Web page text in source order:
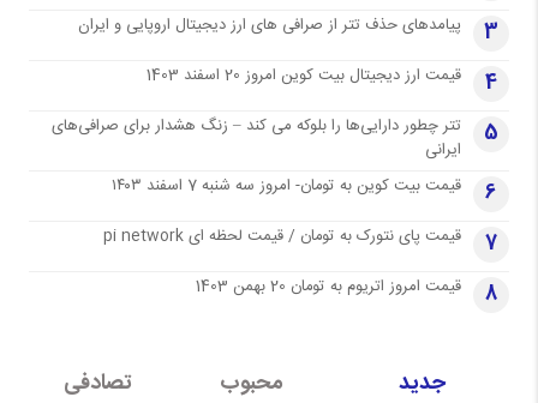
3 پیامدهای حذف تتر از صرافی های ارز دیجیتال اروپایی و ایران
4 قیمت ارز دیجیتال بیت کوین امروز 20 اسفند 1403
5
تتر چطور دارایی‌ها را بلوکه می کند – زنگ هشدار برای صرافی‌های
ایرانی
6 قیمت بیت کوین به تومان- امروز سه شنبه 7 اسفند ۱۴۰۳
7 قیمت پای نتورک به تومان / قیمت لحظه ای pi network
8 قیمت امروز اتریوم به تومان 20 بهمن 1403
جدید محبوب تصادفی